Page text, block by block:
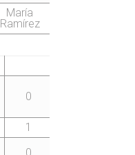
María
Ramírez
0
1